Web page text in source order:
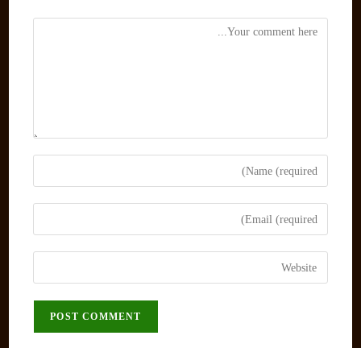
Comment
Enter
your
name
comment
Enter
your
email
address
Enter
your